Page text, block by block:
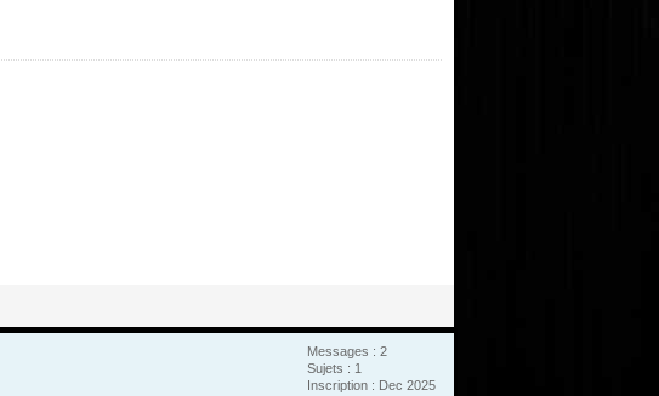
Messages : 2
Sujets : 1
Inscription : Dec 2025